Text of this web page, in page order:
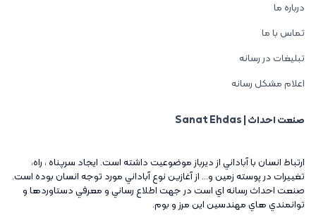
درباره ما
تماس با ما
تبلیغات در رسانه
اعلام مشکل رسانه
صنعت احداث | Sanat Ehdas
ارتباط انسان با آباداني از ديرباز موضوعيت داشته است. ايجاد سرپناه ، راه،
تغييرات در پوسته زمين و... از آغازين نوع آباداني مورد توجه انسان بوده است.
صنعت احداث رسانه اي است در جهت اطلاع رساني و معرفي دستاوردها و
توانمندي هاي مهندسين اين مرز و بوم.